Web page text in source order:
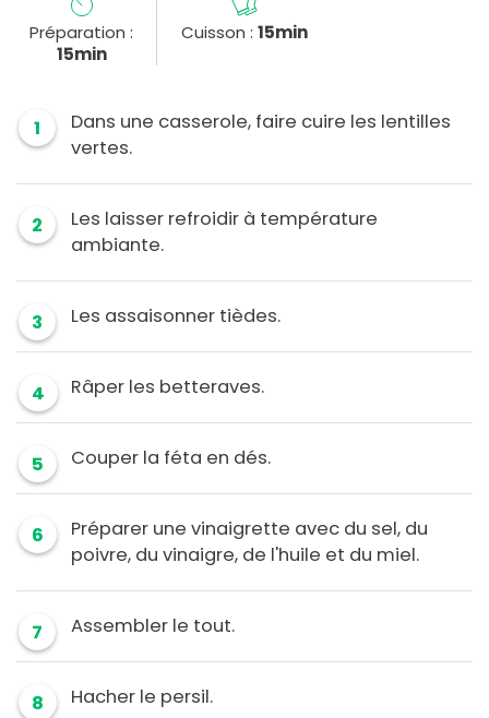
Préparation :
15min
Cuisson : 15min
1
Dans une casserole, faire cuire les lentilles
vertes.
2
Les laisser refroidir à température
ambiante.
3 Les assaisonner tièdes.
4 Râper les betteraves.
5 Couper la féta en dés.
6
Préparer une vinaigrette avec du sel, du
poivre, du vinaigre, de l'huile et du miel.
7 Assembler le tout.
8 Hacher le persil.